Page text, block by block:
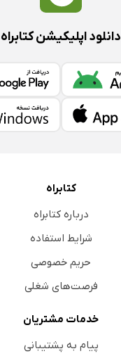
دانلود اپلیکیشن کتابراه
کتابراه
درباره کتابراه
شرایط استفاده
حریم خصوصی
فرصت‌های شغلی
خدمات مشتریان
پیام به پشتیبانی